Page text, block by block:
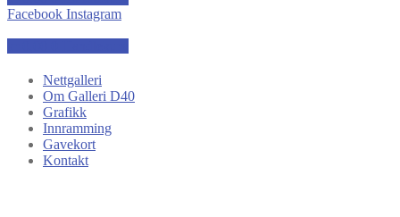
Facebook Instagram
Nettgalleri
Om Galleri D40
Grafikk
Innramming
Gavekort
Kontakt